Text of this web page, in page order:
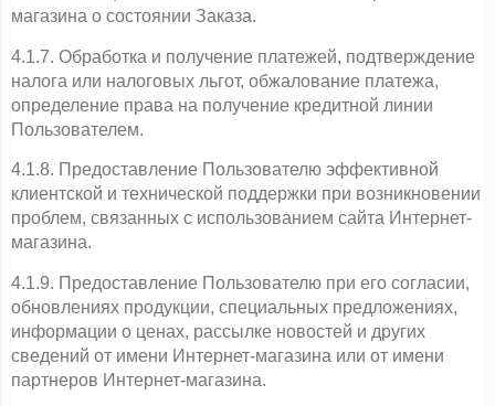
магазина о состоянии Заказа.
4.1.7. Обработка и получение платежей, подтверждение
налога или налоговых льгот, обжалование платежа,
определение права на получение кредитной линии
Пользователем.
4.1.8. Предоставление Пользователю эффективной
клиентской и технической поддержки при возникновении
проблем, связанных с использованием сайта Интернет-
магазина.
4.1.9. Предоставление Пользователю при его согласии,
обновлениях продукции, специальных предложениях,
информации о ценах, рассылке новостей и других
сведений от имени Интернет-магазина или от имени
партнеров Интернет-магазина.